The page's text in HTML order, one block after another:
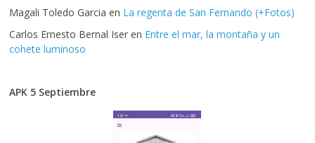
Magali Toledo Garcia en La regenta de San Fernando (+Fotos)
Carlos Ernesto Bernal Iser en Entre el mar, la montaña y un
cohete luminoso
APK 5 Septiembre